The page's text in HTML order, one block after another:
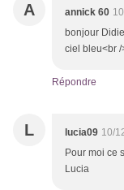
A annick 60
bonjour
ciel bleu<br
Répondre
L lucia09 10/
Pour moi ce
Lucia